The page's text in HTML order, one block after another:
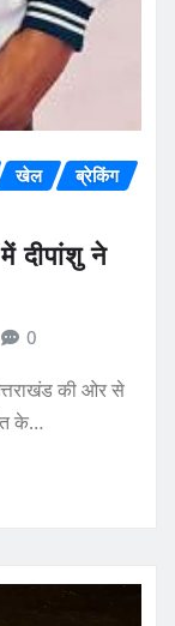
खेल
ब्रेकिंग
दीपांशु ने
0
की ओर से
के…